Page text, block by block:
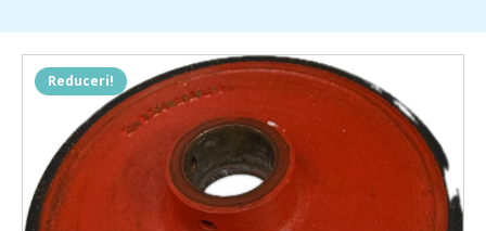
Reduceri!